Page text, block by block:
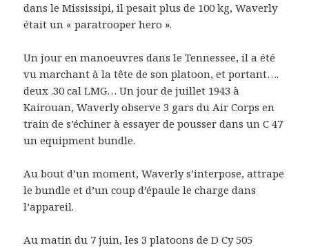
dans le Mississipi, il pesait plus de 100 kg, Waverly
était un « paratrooper hero ».
Un jour en manoeuvres dans le Tennessee, il a été
vu marchant à la tête de son platoon, et portant….
deux .30 cal LMG… Un jour de juillet 1943 à
Kairouan, Waverly observe 3 gars du Air Corps en
train de s’échiner à essayer de pousser dans un C 47
un equipment bundle.
Au bout d’un moment, Waverly s’interpose, attrape
le bundle et d’un coup d’épaule le charge dans
l’appareil.
Au matin du 7 juin, les 3 platoons de D Cy 505